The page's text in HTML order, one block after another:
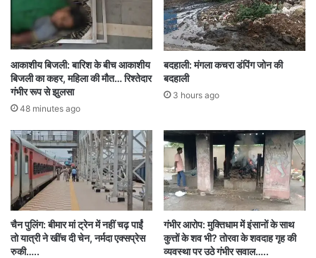
मुवक्किल के प्रति होता है, बल्कि न्यायालय और उसके
नियमों के प्रति भी होता है। कोर्ट ने रजिस्ट्रार जनरल के
माध्यम से वकील को नोटिस जारी कर कारण बताने को कहा
है कि उनके खिलाफ अवमानना की कार्रवाई क्यों न शुरू की
जाए। यह मामला 10 जुलाई को प्रशासनिक स्तर पर चीफ
जस्टिस के समक्ष लाया गया था, जिसके बाद इसे
आधिकारिक रूप से सूचीबद्ध किया गया और कार्रवाई शुरू
की गई।
Contempt against lawyer
आकाशीय बिजली: बारिश के बीच आकाशीय
बिजली का कहर, महिला की मौत… रिश्तेदार
गंभीर रूप से झुलसा
48 minutes ago
बदहाली: मंगला कचरा डंपिंग जोन की
बदहाली
3 hours ago
चैन पुलिंग: बीमार मां ट्रेन में नहीं चढ़ पाईं
तो यात्री ने खींच दी चेन, नर्मदा एक्सप्रेस
रुकी…..
गंभीर आरोप: मुक्तिधाम में इंसानों के साथ
कुत्तों के शव भी? तोरवा के शवदाह गृह की
व्यवस्था पर उठे गंभीर सवाल…..